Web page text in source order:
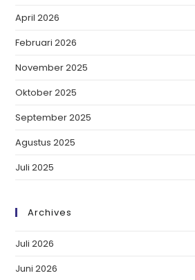
April 2026
Februari 2026
November 2025
Oktober 2025
September 2025
Agustus 2025
Juli 2025
Archives
Juli 2026
Juni 2026